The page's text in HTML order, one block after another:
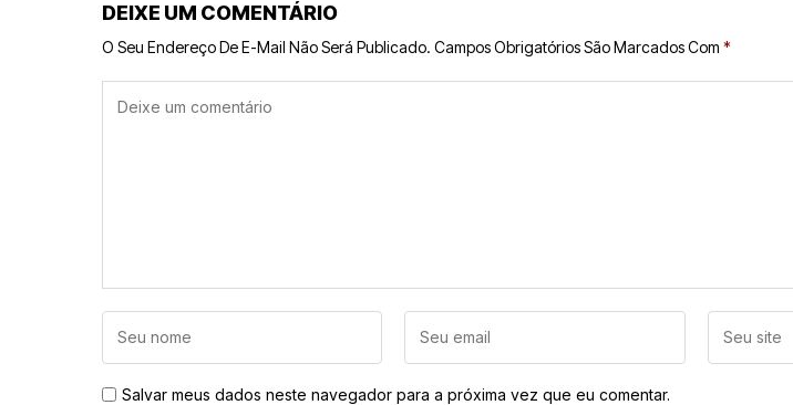
DEIXE UM COMENTÁRIO
O Seu Endereço De E-Mail Não Será Publicado. Campos Obrigatórios São Marcados Com *
Salvar meus dados neste navegador para a próxima vez que eu comentar.